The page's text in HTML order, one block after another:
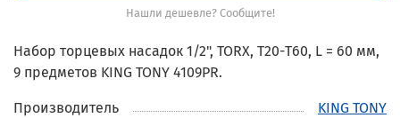
Нашли дешевле? Сообщите!
Набор торцевых насадок 1/2", TORX, Т20-Т60, L = 60 мм,
9 предметов KING TONY 4109PR.
Производитель
KING TONY